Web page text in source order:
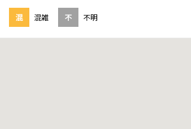
混 混雑 不 不明